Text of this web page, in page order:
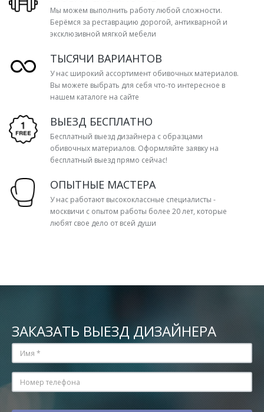
Мы можем выполнить работу любой сложности.
Берёмся за реставрацию дорогой, антикварной и
эксклюзивной мягкой мебели
ТЫСЯЧИ ВАРИАНТОВ
У нас широкий ассортимент обивочных материалов.
Вы можете выбрать для себя что-то интересное в
нашем каталоге на сайте
ВЫЕЗД БЕСПЛАТНО
Бесплатный выезд дизайнера с образцами
обивочных материалов. Оформляйте заявку на
бесплатный выезд прямо сейчас!
ОПЫТНЫЕ МАСТЕРА
У нас работают высококлассные специалисты -
москвичи с опытом работы более 20 лет, которые
любят свое дело от всей души
ЗАКАЗАТЬ ВЫЕЗД ДИЗАЙНЕРА